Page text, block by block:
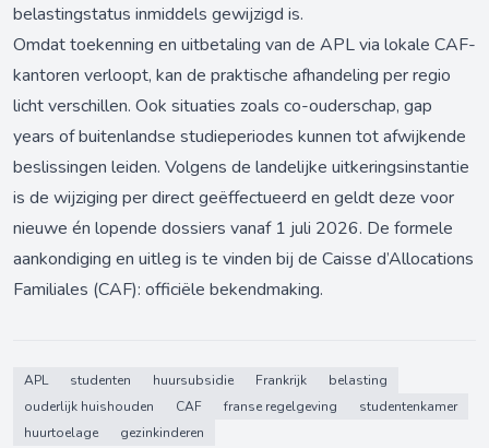
belastingstatus inmiddels gewijzigd is.
Omdat toekenning en uitbetaling van de APL via lokale CAF-
kantoren verloopt, kan de praktische afhandeling per regio
licht verschillen. Ook situaties zoals co-ouderschap, gap
years of buitenlandse studieperiodes kunnen tot afwijkende
beslissingen leiden. Volgens de landelijke uitkeringsinstantie
is de wijziging per direct geëffectueerd en geldt deze voor
nieuwe én lopende dossiers vanaf 1 juli 2026. De formele
aankondiging en uitleg is te vinden bij de Caisse d’Allocations
Familiales (CAF): officiële bekendmaking.
APL studenten huursubsidie Frankrijk
belasting
ouderlijk huishouden
CAF franse regelgeving
studentenkamer
huurtoelage
gezinkinderen